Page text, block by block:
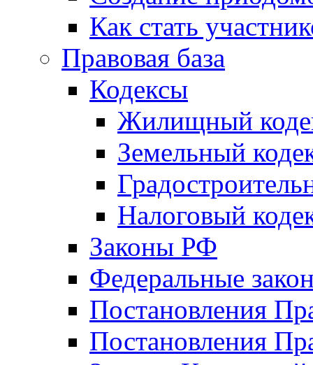
Как стать
Правовая база
Кодексы
Жилищный
Земельный
Налоговый
Законы РФ
Федеральные
Постановления
Постановления